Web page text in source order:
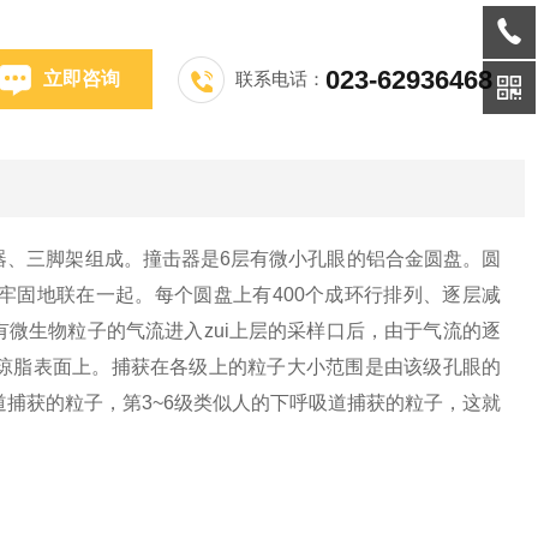
立即咨询 联系电话： 023-62936468
三脚架组成。撞击器是6层有微小孔眼的铝合金圆盘。圆
固地联在一起。每个圆盘上有400个成环行排列、逐层减
生物粒子的气流进入zui上层的采样口后，由于气流的逐
表面上。捕获在各级上的粒子大小范围是由该级孔眼的
获的粒子，第3~6级类似人的下呼吸道捕获的粒子，这就